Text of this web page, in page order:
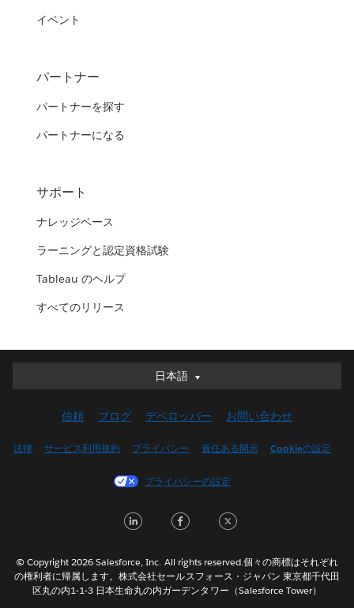
イベント
パートナー
パートナーを探す
パートナーになる
サポート
ナレッジベース
ラーニングと認定資格試験
Tableau のヘルプ
すべてのリリース
日本語
日本語
English (UK)
Français (Canada)
Italiano
Nederlands
Português
信頼 ブログ デベロッパー お問い合わせ
法律 サービス利用規約 プライバシー 責任ある開示 Cookieの設定
プライバシーの設定
LinkedInFacebook
© Copyright 2026 Salesforce, Inc. All rights reserved.個々の商標はそれぞれ
の権利者に帰属します。株式会社セールスフォース・ジャパン 東京都千代田
区丸の内1-1-3 日本生命丸の内ガーデンタワー（Salesforce Tower）